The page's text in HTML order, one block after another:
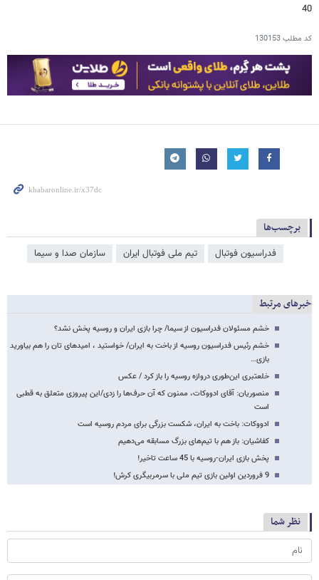
40
کد مطلب130153
برچسب‌ها
فدراسیون فوتبال تیم ملی فوتبال ایران سازمان صدا و سیما
خبرهای مرتبط
خشم مسئولان فدراسیون از سیما/ چرا بازی ایران و روسیه پخش نشد؟
خشم رئیس فدراسیون روسیه از باخت به ایران/ خواستید ، امیدهای تان را هم بیاورید
بازی…
خلعتبری این‌طوری دروازه روسیه را باز کرد / عکس
منصوریان: آقای ادووکات، ممنون که آن حرف‌ها را زدی/این پیروزی متعلق به قطبی
است
ادووکات: باخت به ایران، شکست بزرگی برای مردم روسیه است
کفاشیان: باز هم با تیم‌های بزرگ مسابقه می‌دهیم
پخش بازی ایران-روسیه با 45 ساعت تاخیر!
9 فروردین اولین بازی تیم ملی با سرمربیگری کرش!
نظر شما